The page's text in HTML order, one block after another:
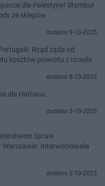
dla Palestyny! Stambuł
ze sklepów
dodano 9-10-2025
Rząd żąda od
kosztów powrotu z Izraela
dodano 8-10-2025
dla Hamasu
dodano 3-10-2025
Spraw
Interweniowała
dodano 2-10-2025